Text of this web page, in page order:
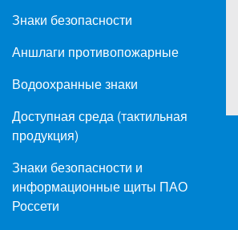
Знаки безопасности
Аншлаги противопожарные
Водоохранные знаки
Доступная среда (тактильная
продукция)
Знаки безопасности и
информационные щиты ПАО
Россети